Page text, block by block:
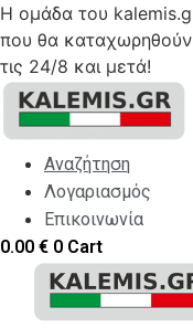
Η ομάδα του
που θα
τις 24/8 και μετά!
Skip
content
Αναζήτηση
Λογαριασμός
Επικοινωνία
0.00 € 0 Cart